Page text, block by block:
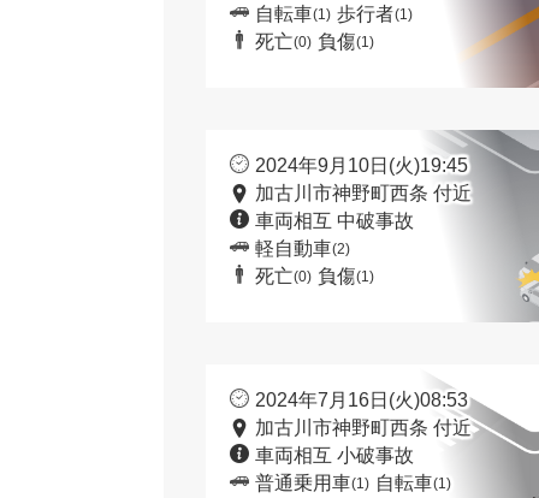
自転車(1) 歩行者(1)
死亡(0) 負傷(1)
2024年9月10日(火)19:45
加古川市神野町西条 付近
車両相互 中破事故
軽自動車(2)
死亡(0) 負傷(1)
2024年7月16日(火)08:53
加古川市神野町西条 付近
車両相互 小破事故
普通乗用車(1) 自転車(1)